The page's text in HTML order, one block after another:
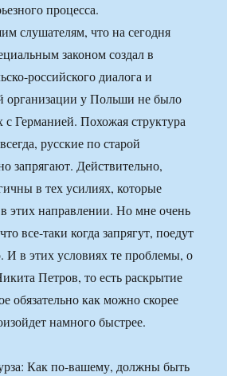
процесса.
слушателям, что на сегодня
законом создал в
российского диалога и
организации у Польши не было
Германией. Похожая структура
русские по старой
запрягают. Действительно,
в тех усилиях, которые
этих направлении. Но мне очень
все-таки когда запрягут, поедут
И в этих условиях те проблемы, о
Петров, то есть раскрытие
обязательно как можно скорее
намного быстрее.
Как по-вашему, должны быть